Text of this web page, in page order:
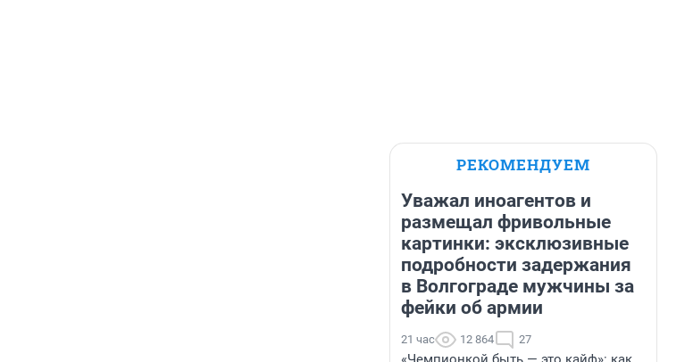
РЕКОМЕНДУЕМ
Уважал иноагентов и
размещал фривольные
картинки: эксклюзивные
подробности задержания
в Волгограде мужчины за
фейки об армии
21 час 12 864 27